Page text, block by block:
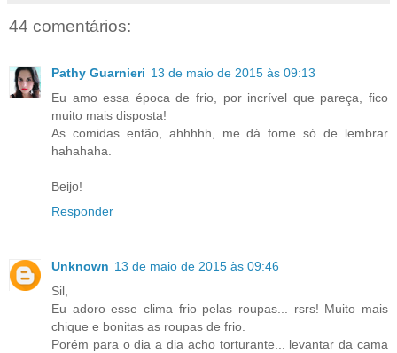
44 comentários:
Pathy Guarnieri 13 de maio de 2015 às 09:13
Eu amo essa época de frio, por incrível que pareça, fico
muito mais disposta!
As comidas então, ahhhhh, me dá fome só de lembrar
hahahaha.
Beijo!
Responder
Unknown 13 de maio de 2015 às 09:46
Sil,
Eu adoro esse clima frio pelas roupas... rsrs! Muito mais
chique e bonitas as roupas de frio.
Porém para o dia a dia acho torturante... levantar da cama